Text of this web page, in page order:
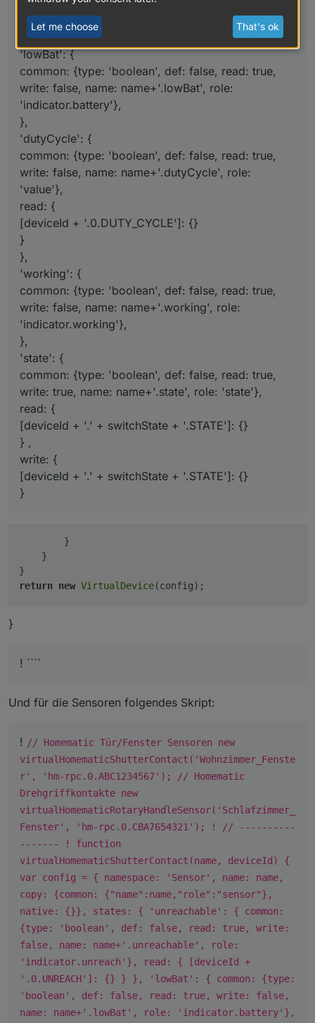
[deviceId + '.0.UNREACH']: {}
},
'lowBat': {
common: {type: 'boolean', def: false, read: true,
write: false, name: name+'.lowBat', role:
'indicator.battery'},
},
'dutyCycle': {
common: {type: 'boolean', def: false, read: true,
write: false, name: name+'.dutyCycle', role:
'value'},
read: {
[deviceId + '.0.DUTY_CYCLE']: {}
}
},
'working': {
common: {type: 'boolean', def: false, read: true,
write: false, name: name+'.working', role:
'indicator.working'},
},
'state': {
common: {type: 'boolean', def: false, read: true,
write: true, name: name+'.state', role: 'state'},
read: {
[deviceId + '.' + switchState + '.STATE']: {}
} ,
write: {
[deviceId + '.' + switchState + '.STATE']: {}
}
        }
    }
return new VirtualDevice
}
! ````
Und für die Sensoren folgendes Skript:
! // Homematic Tür/Fenster Sensoren new
virtualHomematicShutterContact('Wohnzimmer_Fenste
r', 'hm-rpc.0.ABC1234567'); // Homematic
Drehgriffkontakte new
virtualHomematicRotaryHandleSensor('Schlafzimmer_
Fenster', 'hm-rpc.0.CBA7654321'); ! // ----------
------- ! function
virtualHomematicShutterContact(name, deviceId) {
var config = { namespace: 'Sensor', name: name,
copy: {common: {"name":name,"role":"sensor"},
native: {}}, states: { 'unreachable': { common:
{type: 'boolean', def: false, read: true, write:
false, name: name+'.unreachable', role:
'indicator.unreach'}, read: { [deviceId +
'.0.UNREACH']: {} } }, 'lowBat': { common: {type:
'boolean', def: false, read: true, write: false,
name: name+'.lowBat', role: 'indicator.battery'},
Let me choose That's ok